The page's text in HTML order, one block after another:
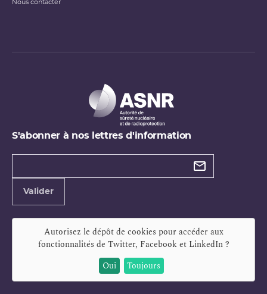
Nous contacter
S'abonner à nos lettres d'information
Types de
Valider
Autorisez le dépôt de cookies pour accéder aux
fonctionnalités de Twitter, Facebook et LinkedIn?
Oui
Toujours